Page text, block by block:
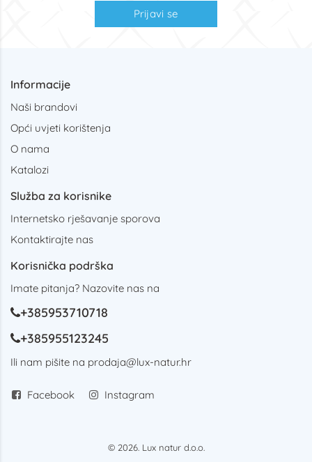
Prijavi se
Informacije
Naši brandovi
Opći uvjeti korištenja
O nama
Katalozi
Služba za korisnike
Internetsko rješavanje sporova
Kontaktirajte nas
Korisnička podrška
Imate pitanja? Nazovite nas na
+385953710718
+385955123245
Ili nam pišite na prodaja@lux-natur.hr
Facebook Instagram
© 2026. Lux natur d.o.o.